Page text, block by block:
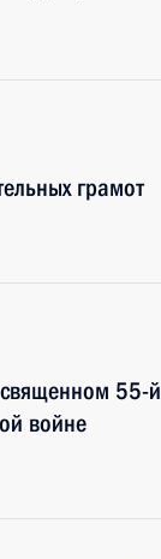
грамот
55-й
войне